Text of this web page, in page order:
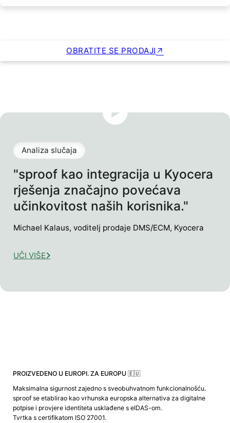
OBRATITE SE PRODAJI
"sproof kao integracija u Kyocera
rješenja značajno povećava
učinkovitost naših korisnika."
Analiza slučaja
Michael Kalaus, voditelj prodaje DMS/ECM, Kyocera
UČI VIŠE
PROIZVEDENO U EUROPI. ZA EUROPU 🇪🇺
Maksimalna sigurnost zajedno s sveobuhvatnom funkcionalnošću.
sproof se etablirao kao vrhunska europska alternativa za digitalne
potpise i provjere identiteta usklađene s eIDAS-om.
Tvrtka s certifikatom ISO 27001.